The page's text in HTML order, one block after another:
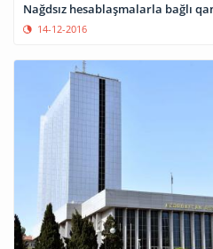
Nağdsız hesablaşmalarla bağlı
14-12-2016